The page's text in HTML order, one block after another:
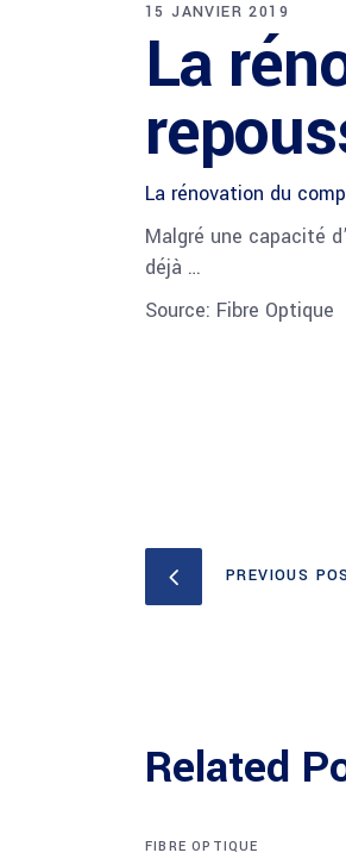
15 JANVIER 2019
La
La rénovation du
Malgré une capacité
déjà …
Source: Fibre Optique
PREVIOUS
Related
FIBRE OPTIQUE